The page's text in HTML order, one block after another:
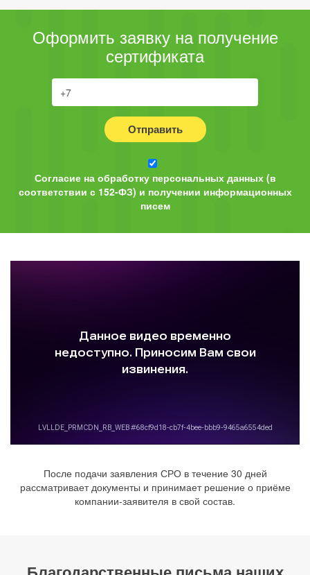
Оформить заявку на получение
сертификата
Отправить
Согласие на обработку персональных данных (в
соответствии с 152-ФЗ) и получении информационных
писем
После подачи заявления СРО в течение 30 дней
рассматривает документы и принимает решение о приёме
компании-заявителя в свой состав.